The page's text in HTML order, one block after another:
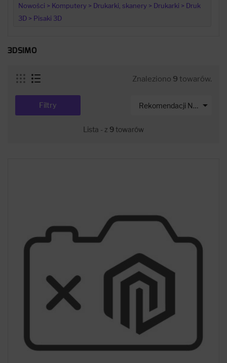
Nowości > Komputery > Drukarki, skanery > Drukarki > Druk
3D > Pisaki 3D
3DSIMO
Znaleziono 9 towarów.
Rekomendacji Net-s 
Filtry
Lista - z 9towarów